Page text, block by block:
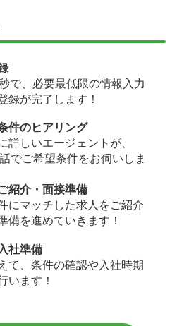
で、必要最低限の情報入力
録が完了します！
件のヒアリング
詳しいエージェントが、
でご希望条件をお伺いしま
紹介・面接準備
にマッチした求人をご紹介
備を進めていきます！
社準備
て、条件の確認や入社時期
います！